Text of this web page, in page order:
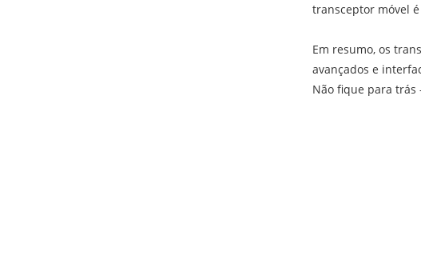
transceptor móvel
Em resumo, os
avançados e
Não fique para trás